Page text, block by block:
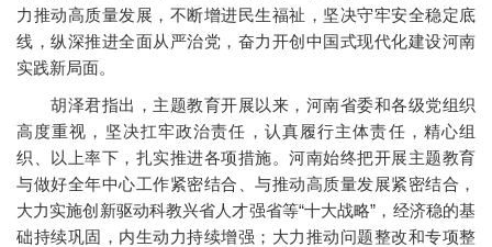
力推动高质量发展，不断增进民生福祉，坚决守牢安全稳定底
线，纵深推进全面从严治党，奋力开创中国式现代化建设河南
实践新局面。
胡泽君指出，主题教育开展以来，河南省委和各级党组织
高度重视，坚决扛牢政治责任，认真履行主体责任，精心组
织、以上率下，扎实推进各项措施。河南始终把开展主题教育
与做好全年中心工作紧密结合、与推动高质量发展紧密结合，
大力实施创新驱动科教兴省人才强省等“十大战略”，经济稳的基
础持续巩固，内生动力持续增强；大力推动问题整改和专项整